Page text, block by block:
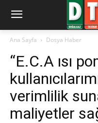
Ana Sayfa Dosya Haber
“E.C.A ısı
verimlilik
maliyetler